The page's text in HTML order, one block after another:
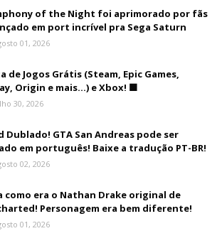
of the Night foi aprimorado por fãs
em port incrível pra Sega Saturn
01, 2026
de Jogos Grátis (Steam, Epic Games,
Origin e mais...) e Xbox! 🟩
30, 2026
Dublado! GTA San Andreas pode ser
em português! Baixe a tradução PT-BR!
02, 2026
como era o Nathan Drake original de
Personagem era bem diferente!
01, 2026